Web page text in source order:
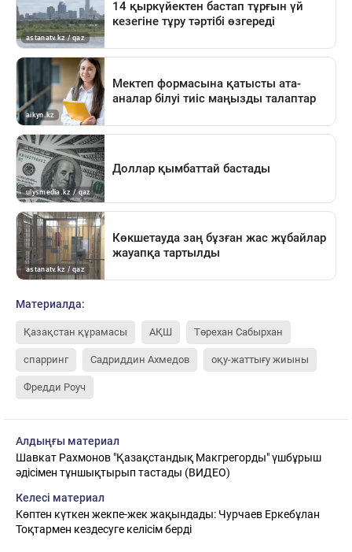
Материалда:
Қазақстан құрамасы АҚШ Төрехан Сабырхан
спарринг Садриддин Ахмедов оқу-жаттығу жиыны
Фредди Роуч
Алдыңғы материал
Шавкат Рахмонов "Қазақстандық Макгрегорды" үшбұрыш
әдісімен тұншықтырып тастады (ВИДЕО)
Келесі материал
Көптен күткен жекпе-жек жақындады: Чурчаев Еркебұлан
Тоқтармен кездесуге келісім берді